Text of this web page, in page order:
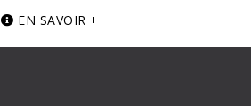
EN SAVOIR +